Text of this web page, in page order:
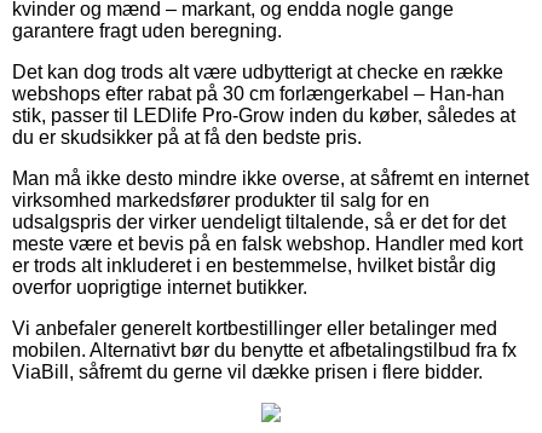
kvinder og mænd – markant, og endda nogle gange
garantere fragt uden beregning.
Det kan dog trods alt være udbytterigt at checke en række
webshops efter rabat på 30 cm forlængerkabel – Han-han
stik, passer til LEDlife Pro-Grow inden du køber, således at
du er skudsikker på at få den bedste pris.
Man må ikke desto mindre ikke overse, at såfremt en internet
virksomhed markedsfører produkter til salg for en
udsalgspris der virker uendeligt tiltalende, så er det for det
meste være et bevis på en falsk webshop. Handler med kort
er trods alt inkluderet i en bestemmelse, hvilket bistår dig
overfor uoprigtige internet butikker.
Vi anbefaler generelt kortbestillinger eller betalinger med
mobilen. Alternativt bør du benytte et afbetalingstilbud fra fx
ViaBill, såfremt du gerne vil dække prisen i flere bidder.